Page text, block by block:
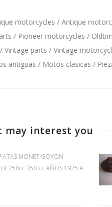
motorcycles / Antique
/ Pioneer motorcycles /
Vintage parts / Vintage
antiguas / Motos clasicas /
interest you
MONET GOYON
250cc 350 cc AÑOS 1925 A